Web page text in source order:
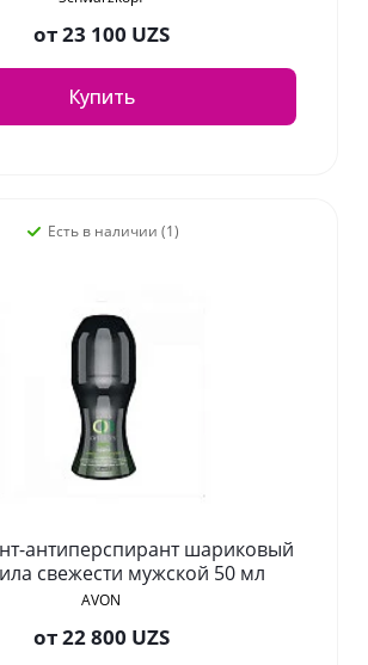
от23 100 UZS
Купить
Есть в наличии (1)
антиперспирант шариковый
свежести мужской 50 мл
AVON
от22 800 UZS